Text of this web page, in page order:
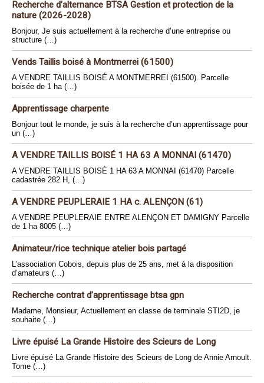
Recherche d’alternance BTSA Gestion et protection de la
nature (2026-2028)
Bonjour, Je suis actuellement à la recherche d’une entreprise ou
structure (…)
Vends Taillis boisé à Montmerrei (61500)
A VENDRE TAILLIS BOISÉ A MONTMERREI (61500). Parcelle
boisée de 1 ha (…)
Apprentissage charpente
Bonjour tout le monde, je suis à la recherche d’un apprentissage pour
un (…)
A VENDRE TAILLIS BOISÉ 1 HA 63 A MONNAI (61470)
A VENDRE TAILLIS BOISÉ 1 HA 63 A MONNAI (61470) Parcelle
cadastrée 282 H, (…)
A VENDRE PEUPLERAIE 1 HA c. ALENÇON (61)
A VENDRE PEUPLERAIE ENTRE ALENÇON ET DAMIGNY Parcelle
de 1 ha 8005 (…)
Animateur/rice technique atelier bois partagé
L’association Cobois, depuis plus de 25 ans, met à la disposition
d’amateurs (…)
Recherche contrat d’apprentissage btsa gpn
Madame, Monsieur, Actuellement en classe de terminale STI2D, je
souhaite (…)
Livre épuisé La Grande Histoire des Scieurs de Long
Livre épuisé La Grande Histoire des Scieurs de Long de Annie Arnoult.
Tome (…)